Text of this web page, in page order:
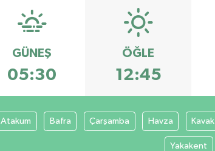
GÜNEŞ
05:30
ÖĞLE
12:45
Atakum Bafra Çarşamba Havza Kavak
Yakakent